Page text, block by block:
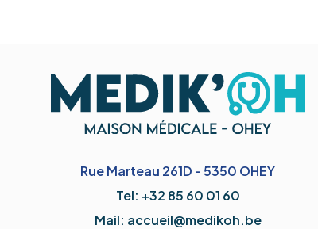
Rue Marteau 261D - 5350 OHEY​
Tel: +32 85 60 01 60
Mail: accueil@medikoh.be